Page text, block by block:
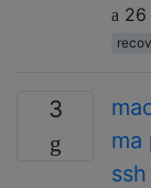
26
3
ma
ssh